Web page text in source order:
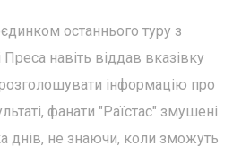
останнього туру з
навіть віддав вказівку
інформацію про
фанати "Раїстас" змушені
днів, не знаючи, коли зможуть